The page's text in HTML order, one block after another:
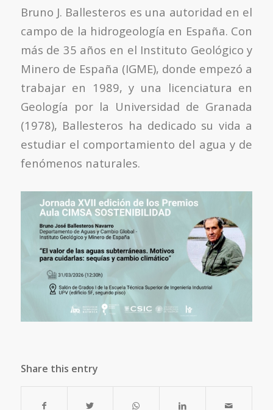
Bruno J. Ballesteros es una autoridad en el
campo de la hidrogeología en España. Con
más de 35 años en el Instituto Geológico y
Minero de España (IGME), donde empezó a
trabajar en 1989, y una licenciatura en
Geología por la Universidad de Granada
(1978), Ballesteros ha dedicado su vida a
estudiar el comportamiento del agua y de
fenómenos naturales.
Share this entry